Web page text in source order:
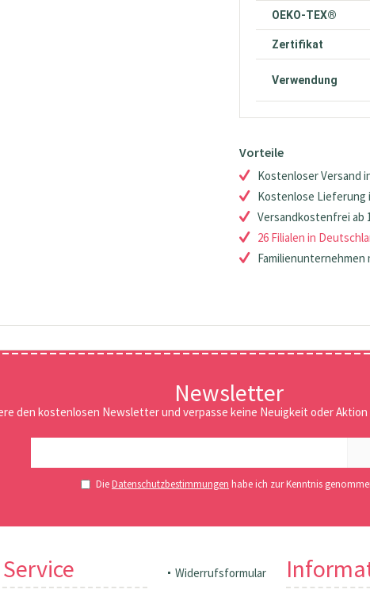
OEKO-TEX®
Zertifikat
Verwendung
Vorteile
Kostenloser Versand
Kostenlose Lieferung
Versandkostenfrei ab
26 Filialen in
Newsletter
den kostenlosen Newsletter und verpasse keine Neuigkeit oder Aktion
DieDatenschutzbestimmungen habe ich zur Kenntnis
Widerrufsformular